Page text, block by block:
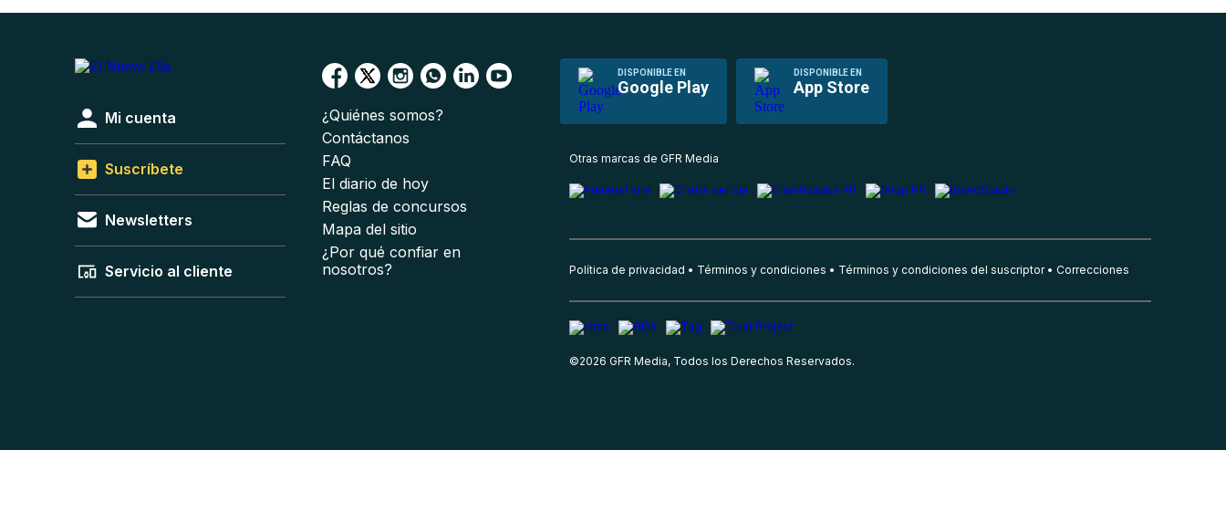
DISPONIBLE EN
Google Play
DISPONIBLE EN
App Store
Mi cuenta
Suscríbete
Newsletters
Servicio al cliente
¿Quiénes somos?
Contáctanos
FAQ
El diario de hoy
Reglas de concursos
Mapa del sitio
¿Por qué confiar en
nosotros?
Otras marcas de GFR Media
Política de privacidad Términos y condiciones Términos y condiciones del suscriptor Correcciones
©2026 GFR Media, Todos los Derechos Reservados.